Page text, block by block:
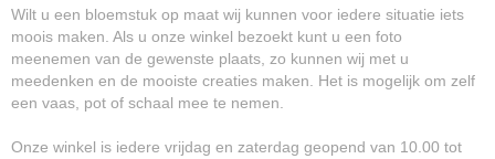
Wilt u een bloemstuk op maat wij kunnen voor iedere situatie iets
moois maken. Als u onze winkel bezoekt kunt u een foto
meenemen van de gewenste plaats, zo kunnen wij met u
meedenken en de mooiste creaties maken. Het is mogelijk om zelf
een vaas, pot of schaal mee te nemen.
Onze winkel is iedere vrijdag en zaterdag geopend van 10.00 tot